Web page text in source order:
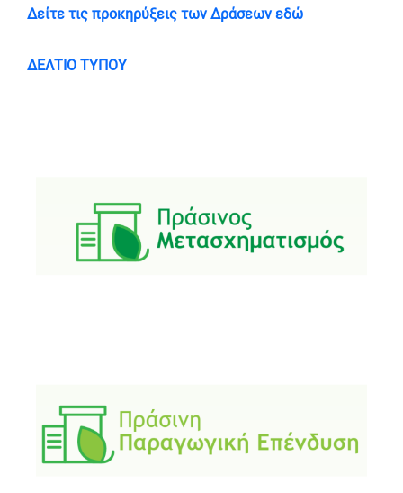
Δείτε τις προκηρύξεις των Δράσεων εδώ
ΔΕΛΤΙΟ ΤΥΠΟΥ